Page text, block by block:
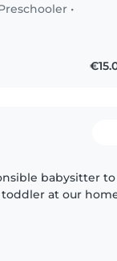
•
babysitter to
at our